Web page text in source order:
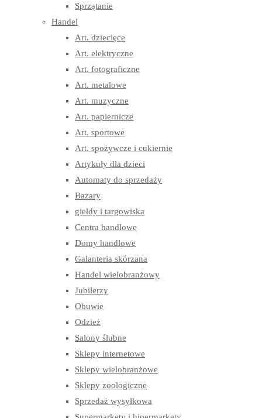
Sprzątanie
Handel
Art. dziecięce
Art. elektryczne
Art. fotograficzne
Art. metalowe
Art. muzyczne
Art. papiernicze
Art. sportowe
Art. spożywcze i cukiernie
Artykuły dla dzieci
Automaty do sprzedaży
Bazary
giełdy i targowiska
Centra handlowe
Domy handlowe
Galanteria skórzana
Handel wielobranżowy
Jubilerzy
Obuwie
Odzież
Salony ślubne
Sklepy internetowe
Sklepy wielobranżowe
Sklepy zoologiczne
Sprzedaż wysyłkowa